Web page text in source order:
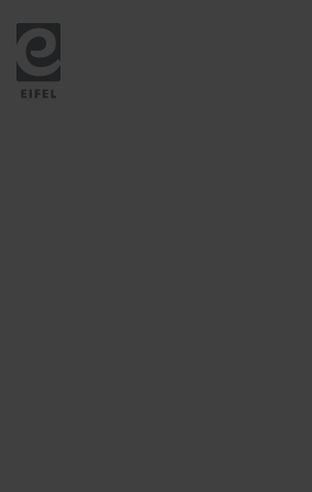
Zurück
zur
Startseite